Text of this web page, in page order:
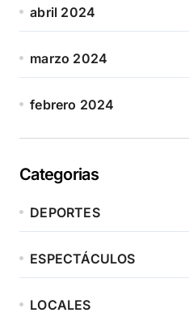
abril 2024
marzo 2024
febrero 2024
Categorias
DEPORTES
ESPECTÁCULOS
LOCALES